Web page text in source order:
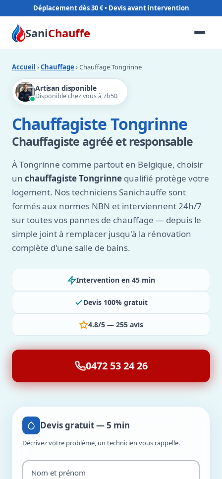
Déplacement dès 30 €
SaniChauffe
Accueil ›Chauffage › Chauffage Tongrinne
Artisan disponible
Disponible chez vous à 7h50
Chauffagiste Tongrinne
Chauffagiste agréé et responsable
À Tongrinne comme partout en Belgique, choisir
un chauffagiste Tongrinne qualifié protège votre
logement. Nos techniciens Sanichauffe sont
formés aux normes NBN et interviennent 24h/7
sur toutes vos pannes de chauffage — depuis le
simple joint à remplacer jusqu'à la rénovation
complète d'une salle de bains.
Intervention en 45 min
Devis 100% gratuit
4.8/5 — 255 avis
0472 53 24 26
Devis gratuit — 5 min
Décrivez votre problème, un technicien vous rappelle.